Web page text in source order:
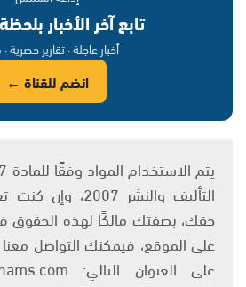
تابع آخر الأخبار
أخبار عاجلة · تقارير حصرية
انضم للقناة ←
التأليف والنشر
حقك، بصفتك مالكًا لهذه الحقوق
على الموقع، فيمكنك التواصل معنا